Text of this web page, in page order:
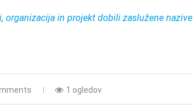
organizacija in projekt dobili zaslužene nazive
1 ogledov